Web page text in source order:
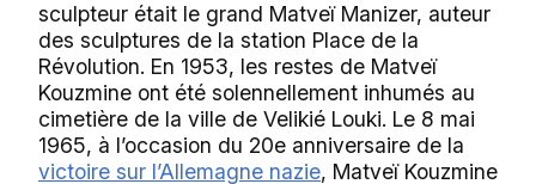
sculpteur était le grand Matveï Manizer, auteur
des sculptures de la station Place de la
Révolution. En 1953, les restes de Matveï
Kouzmine ont été solennellement inhumés au
cimetière de la ville de Velikié Louki. Le 8 mai
1965, à l’occasion du 20e anniversaire de la
victoire sur l’Allemagne nazie, Matveï Kouzmine